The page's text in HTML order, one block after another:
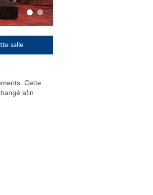
salle
Cette
afin